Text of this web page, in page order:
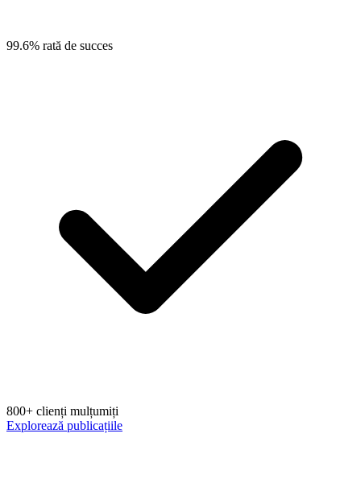
99.6% rată de succes
800+ clienți mulțumiți
Explorează publicațiile